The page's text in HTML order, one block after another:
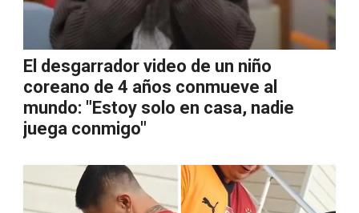
El desgarrador video de un niño
coreano de 4 años conmueve al
mundo: "Estoy solo en casa, nadie
juega conmigo"